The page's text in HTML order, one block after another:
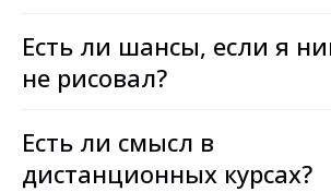
Есть ли шансы, если я
не рисовал?
Есть ли смысл в
дистанционных курсах?